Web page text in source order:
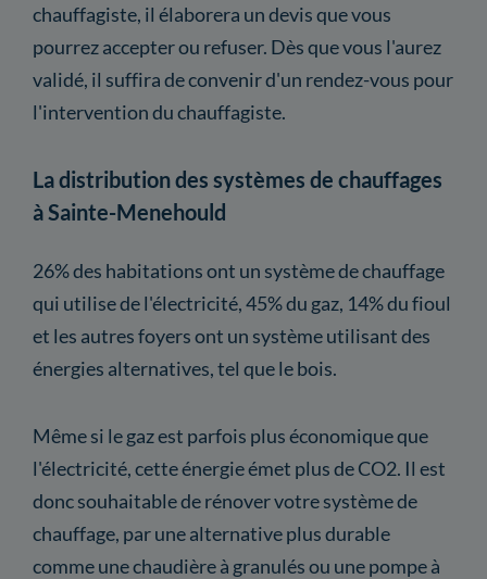
chauffagiste, il élaborera un devis que vous
pourrez accepter ou refuser. Dès que vous l'aurez
validé, il suffira de convenir d'un rendez-vous pour
l'intervention du chauffagiste.
La distribution des systèmes de chauffages
à Sainte-Menehould
26% des habitations ont un système de chauffage
qui utilise de l'électricité, 45% du gaz, 14% du fioul
et les autres foyers ont un système utilisant des
énergies alternatives, tel que le bois.
Même si le gaz est parfois plus économique que
l'électricité, cette énergie émet plus de CO2. Il est
donc souhaitable de rénover votre système de
chauffage, par une alternative plus durable
comme une chaudière à granulés ou une pompe à